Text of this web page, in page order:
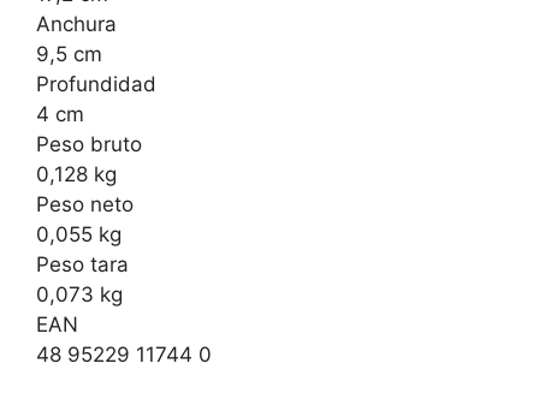
Anchura
9,5 cm
Profundidad
4 cm
Peso bruto
0,128 kg
Peso neto
0,055 kg
Peso tara
0,073 kg
EAN
48 95229 11744 0